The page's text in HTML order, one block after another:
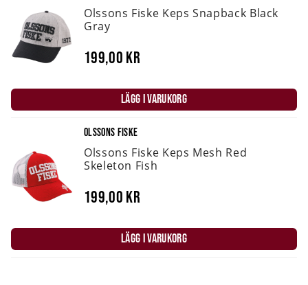
Olssons Fiske Keps Snapback Black
Gray
199,00 kr
LÄGG I VARUKORG
OLSSONS FISKE
Olssons Fiske Keps Mesh Red
Skeleton Fish
199,00 kr
LÄGG I VARUKORG